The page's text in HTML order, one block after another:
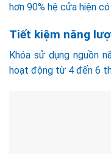
hơn 90% hệ cửa hiện
Tiết kiệm năng
Khóa sử dụng nguồn
hoạt động từ 4 đến 6